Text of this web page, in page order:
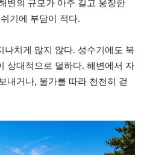
변의 규모가 아주 길고 웅장한
기에 부담이 적다.
나치게 많지 않다. 성수기에도 북
상대적으로 덜하다. 해변에서 자
내거나, 물가를 따라 천천히 걷